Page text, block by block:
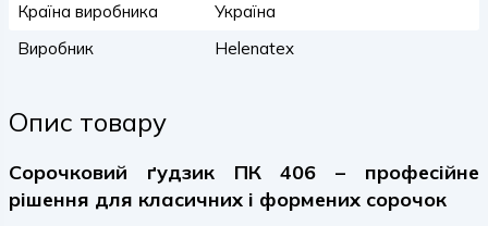
Країна виробника
Україна
Виробник
Helenatex
Опис товару
Сорочковий ґудзик ПК 406 – професійне
рішення для класичних і формених сорочок